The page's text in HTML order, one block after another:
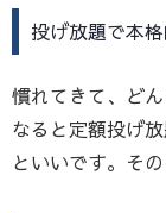
投げ放題で本
慣れてきて、ど
なると定額投げ
といいです。そ